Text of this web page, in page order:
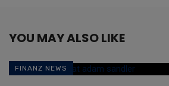
YOU MAY ALSO LIKE
FINANZ NEWS